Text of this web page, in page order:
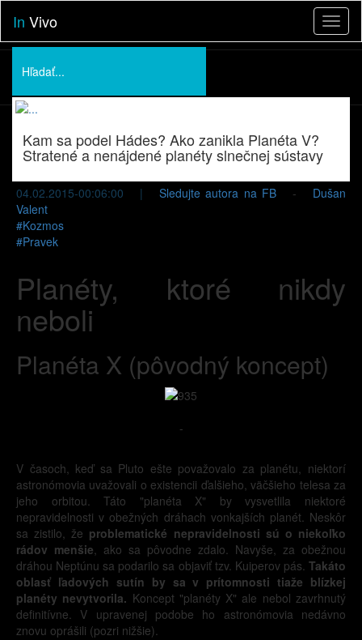
In Vivo
O nás
Prednášky
Kam sa podel Hádes? Ako zanikla Planéta V?
Stratené a nenájdené planéty slnečnej sústavy
04.02.2015-00:06:00 | Sledujte autora na FB - Dušan
Valent
#Kozmos
#Pravek
Planéty, ktoré nikdy
neboli
Planéta X (pôvodný koncept)
-
V časoch, keď sa Pluto ešte považovalo za planétu, niektorí
astronómovia uvažovali o existencii ďalšieho, väčšieho telesa za
jeho orbitou. Táto "planéta X" by vysvetlila niektoré
nepravidelnosti v obežných dráhach vonkajších planét. Neskôr
sa zistilo, že problematické nepravidelnosti sú o niekoľko
rádov menšie, ako sa pôvodne zdalo. Navyše, za obežnou
dráhou Neptúnu sa podarilo sa objaviť tzv. Kuiperov pás. Takáto
oblasť ľadových sutín by sa v prítomnosti tiaže blízkej
planéty nevytvorila. Koncept "planéty X" ale nebol zavrhnutý
definitívne. V upravenej podobe ho astronómovia nedávno
znovu oprášili (pozri nižšie).